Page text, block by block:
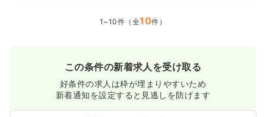
1~10件（全10件）
この条件の新着求人を受け取る
好条件の求人は枠が埋まりやすいため
新着通知を設定すると見逃しを防げます